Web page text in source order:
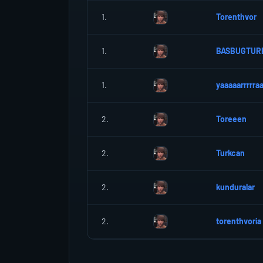
1. Torenthvor
1.
1.
2. Toreeen
2. Turkcan
2. kunduralar
2. torenthvoria